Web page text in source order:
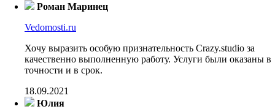
Роман Маринец
Vedomosti.ru
Хочу выразить особую признательность Crazy.studio за
качественно выполненную работу. Услуги были оказаны в
точности и в срок.
18.09.2021
Юлия